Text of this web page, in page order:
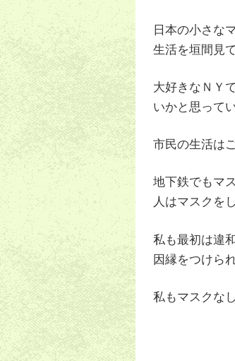
日本の小さな
生活を垣間見
大好きなＮＹ
いかと思って
市民の生活は
地下鉄でもマ
人はマスクを
私も最初は違
因縁をつけら
私もマスクなし